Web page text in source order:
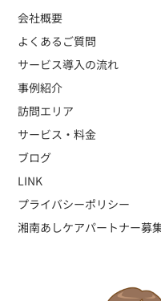
会社概要
よくあるご質問
サービス導入の流れ
事例紹介
訪問エリア
サービス・料金
ブログ
LINK
プライバシーポリシー
湘南あしケアパートナー募